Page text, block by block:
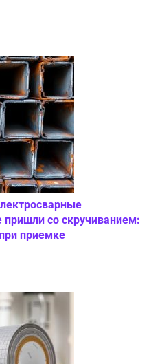
со скручиванием:
приемке